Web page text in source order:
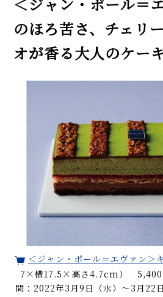
＜ジャン・ポール＝
のほろ苦さ、チェリ
オが香る大人のケー
＜ジャン・ポール＝エヴァン＞
7×横17.5×高さ4.7cm）
間：2022年3月9日（水）〜3月22